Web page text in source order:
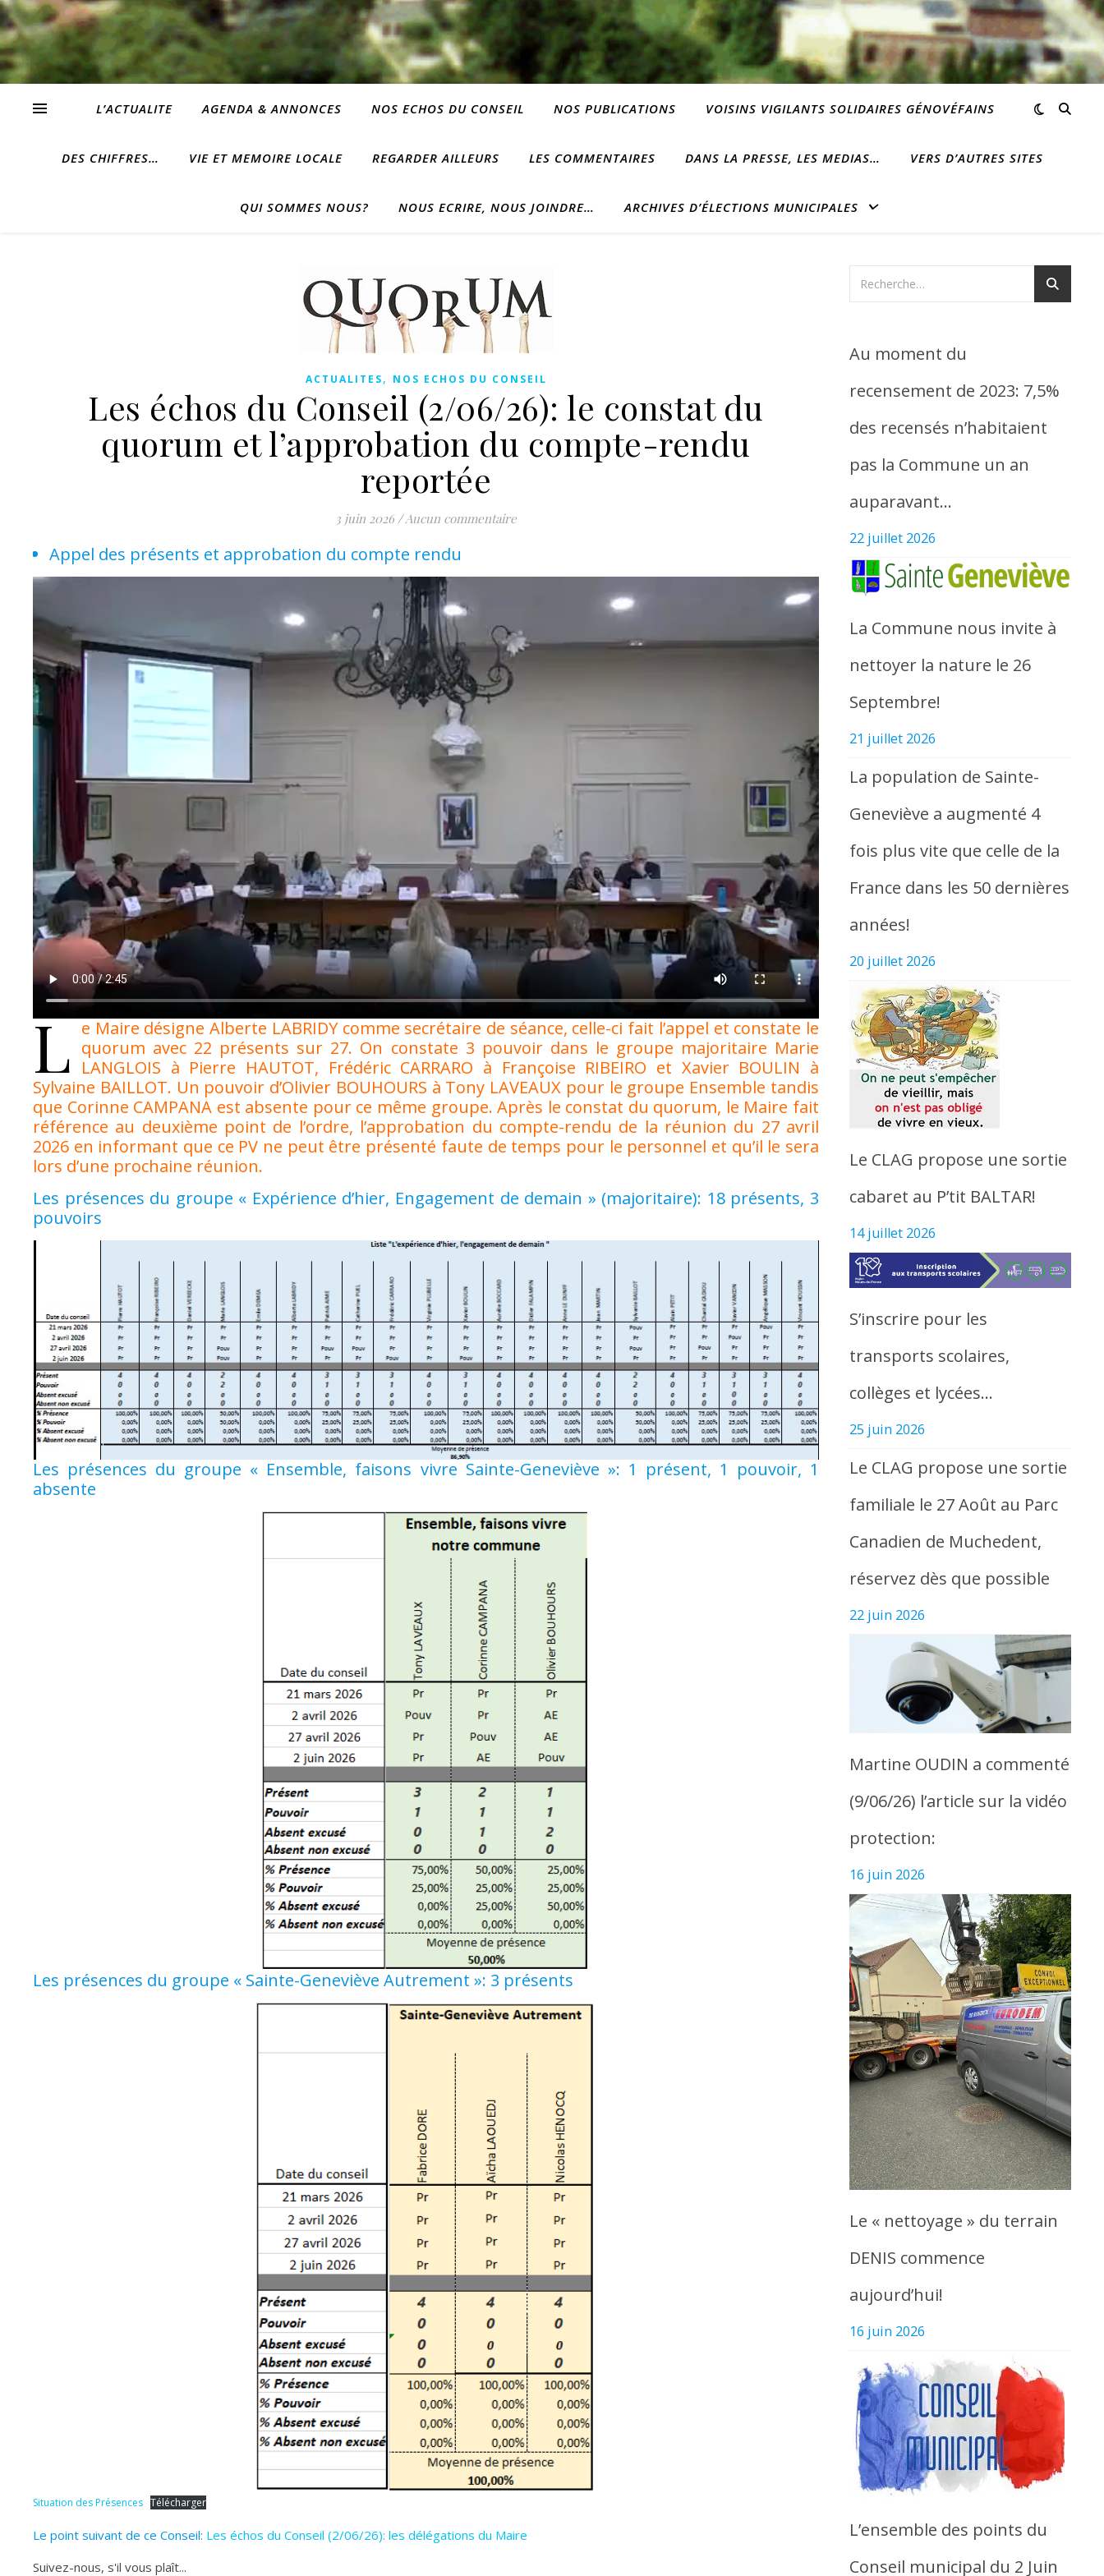
L’ACTUALITE AGENDA & ANNONCES NOS ECHOS DU CONSEIL NOS PUBLICATIONS VOISINS VIGILANTS SOLIDAIRES GÉNOVÉFAINS
DES CHIFFRES… VIE ET MEMOIRE LOCALE REGARDER AILLEURS LES COMMENTAIRES DANS LA PRESSE, LES MEDIAS… VERS D’AUTRES SITES
QUI SOMMES NOUS? NOUS ECRIRE, NOUS JOINDRE… ARCHIVES D’ÉLECTIONS MUNICIPALES
ACTUALITES, NOS ECHOS DU CONSEIL
Les échos du Conseil (2/06/26): le constat du
quorum et l’approbation du compte-rendu
reportée
3 juin 2026 /Aucun commentaire
Appel des présents et approbation du compte rendu
L e Maire désigne Alberte LABRIDY comme secrétaire de séance, celle-ci fait l’appel et constate le
quorum avec 22 présents sur 27. On constate 3 pouvoir dans le groupe majoritaire Marie
LANGLOIS à Pierre HAUTOT, Frédéric CARRARO à Françoise RIBEIRO et Xavier BOULIN à
Sylvaine BAILLOT. Un pouvoir d’Olivier BOUHOURS à Tony LAVEAUX pour le groupe Ensemble tandis
que Corinne CAMPANA est absente pour ce même groupe. Après le constat du quorum, le Maire fait
référence au deuxième point de l’ordre, l’approbation du compte-rendu de la réunion du 27 avril
2026 en informant que ce PV ne peut être présenté faute de temps pour le personnel et qu’il le sera
lors d’une prochaine réunion.
Les présences du groupe « Expérience d’hier, Engagement de demain » (majoritaire): 18 présents, 3
pouvoirs
Les présences du groupe « Ensemble, faisons vivre Sainte-Geneviève »: 1 présent, 1 pouvoir, 1
absente
Les présences du groupe « Sainte-Geneviève Autrement »: 3 présents
Situation des Présences Télécharger
Le point suivant de ce Conseil: Les échos du Conseil (2/06/26): les délégations du Maire
Suivez-nous, s'il vous plaît...
Au moment du
recensement de 2023: 7,5%
des recensés n’habitaient
pas la Commune un an
auparavant…
22 juillet 2026
La Commune nous invite à
nettoyer la nature le 26
Septembre!
21 juillet 2026
La population de Sainte-
Geneviève a augmenté 4
fois plus vite que celle de la
France dans les 50 dernières
années!
20 juillet 2026
Le CLAG propose une sortie
cabaret au P’tit BALTAR!
14 juillet 2026
S’inscrire pour les
transports scolaires,
collèges et lycées…
25 juin 2026
Le CLAG propose une sortie
familiale le 27 Août au Parc
Canadien de Muchedent,
réservez dès que possible
22 juin 2026
Martine OUDIN a commenté
(9/06/26) l’article sur la vidéo
protection:
16 juin 2026
Le « nettoyage » du terrain
DENIS commence
aujourd’hui!
16 juin 2026
L’ensemble des points du
Conseil municipal du 2 Juin